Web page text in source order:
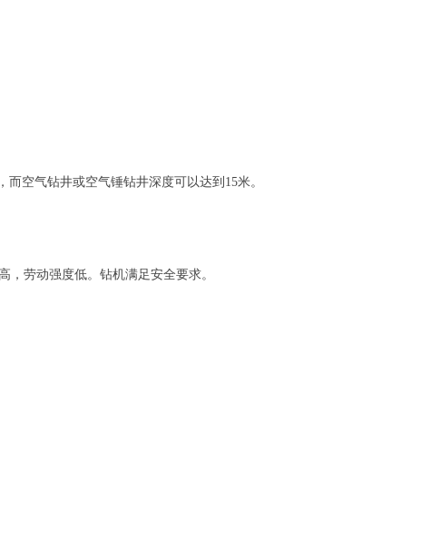
而空气钻井或空气锤钻井深度可以达到 15米。
劳动强度低。钻机满足安全要求。